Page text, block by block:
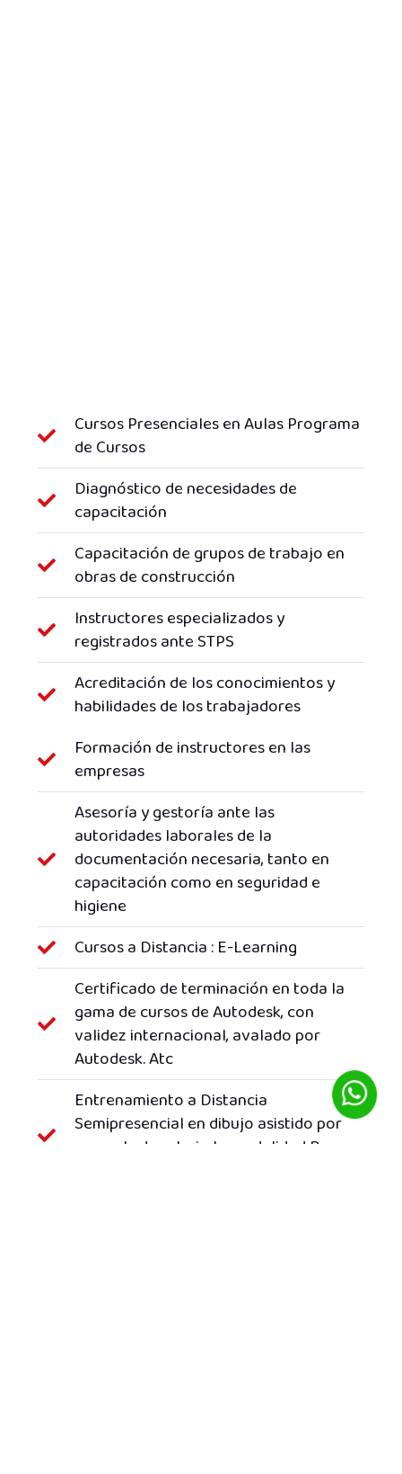
Cursos Presenciales en Aulas Programa
de Cursos
Diagnóstico de necesidades de
capacitación
Capacitación de grupos de trabajo en
obras de construcción
Instructores especializados y
registrados ante STPS
Acreditación de los conocimientos y
habilidades de los trabajadores
Formación de instructores en las
empresas
Asesoría y gestoría ante las
autoridades laborales de la
documentación necesaria, tanto en
capacitación como en seguridad e
higiene
Cursos a Distancia : E-Learning
Certificado de terminación en toda la
gama de cursos de Autodesk, con
validez internacional, avalado por
Autodesk. Atc
Entrenamiento a Distancia
Semipresencial en dibujo asistido por
computadora bajo la modalidad B-